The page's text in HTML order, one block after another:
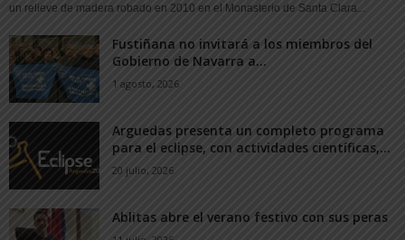
un relieve de madera robado en 2010 en el Monasterio de Santa Clara...
Fustiñana no invitará a los miembros del
Gobierno de Navarra a...
1 agosto, 2026
Arguedas presenta un completo programa
para el eclipse, con actividades científicas,...
20 julio, 2026
Ablitas abre el verano festivo con sus peras